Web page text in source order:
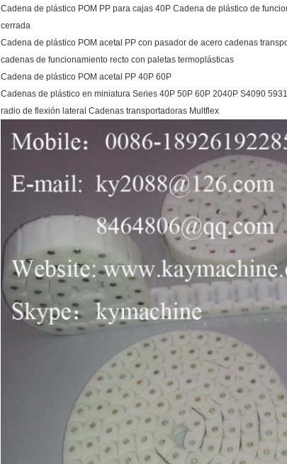
Cadena de plástico POM PP para cajas 40P Cadena de plástico de
cerrada
Cadena de plástico POM acetal PP con pasador de acero cadenas
cadenas de funcionamiento recto con paletas termoplásticas
Cadena de plástico POM acetal PP 40P 60P
Cadenas de plástico en miniatura Series 40P 50P 60P 2040P S4090 5931
radio de flexión lateral Cadenas transportadoras Multflex